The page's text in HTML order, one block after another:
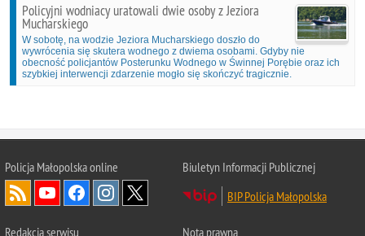
Policyjni wodniacy uratowali dwie osoby z Jeziora
Mucharskiego
W sobotę, na wodzie Jeziora Mucharskiego doszło do
wywrócenia się skutera wodnego z dwiema osobami. Gdyby nie
obecność policjantów Posterunku Wodnego w Świnnej Porębie oraz ich
szybkiej interwencji zdarzenie mogło się skończyć tragicznie.
Policja Małopolska online
Biuletyn Informacji Publicznej
BIP Policja Małopolska
Redakcja serwisu Nota prawna